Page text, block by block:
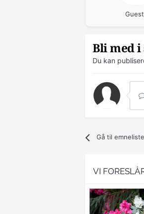
Bli med i
Du kan
Gå til emneliste
VI